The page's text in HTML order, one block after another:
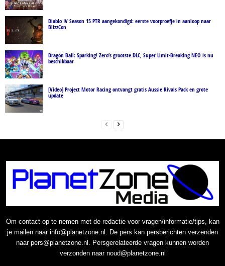
Diablo IV Season 15 PTR aangekondigd: eerste voorproefje in aanloop naar
BlizzCon
Dragon Ball: Sparking! Zero’s grootste DLC, Super Limit-Breaking NEO is nu
beschikbaar
[Video] Project Motor Racing ontvangt gratis Aussie Rivals Pack en grote
update
Om contact op te nemen met de redactie voor vragen/informatie/tips, kan
je mailen naar info@planetzone.nl. De pers kan persberichten verzenden
naar pers@planetzone.nl. Persgerelateerde vragen kunnen worden
verzonden naar noud@planetzone.nl